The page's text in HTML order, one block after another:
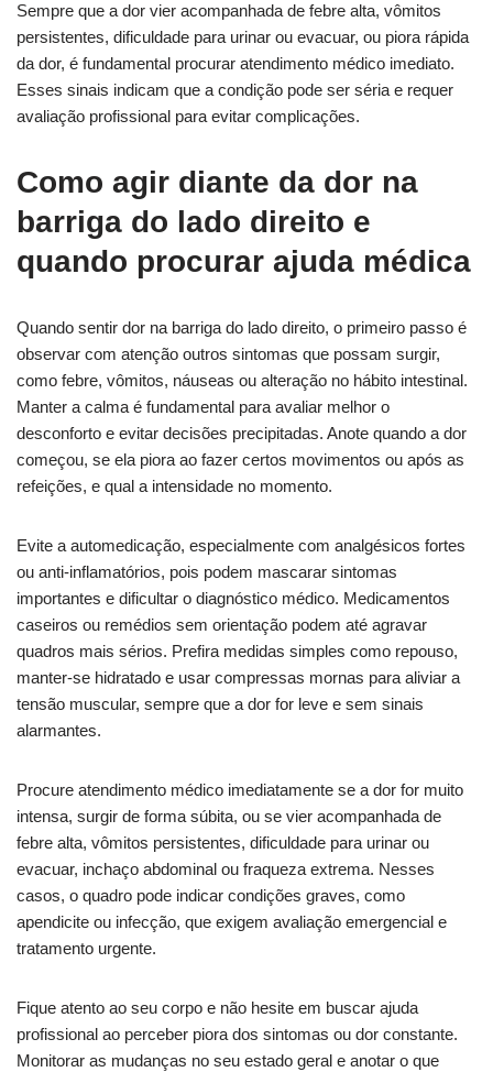
Sempre que a dor vier acompanhada de febre alta, vômitos
persistentes, dificuldade para urinar ou evacuar, ou piora rápida
da dor, é fundamental procurar atendimento médico imediato.
Esses sinais indicam que a condição pode ser séria e requer
avaliação profissional para evitar complicações.
Como agir diante da dor na
barriga do lado direito e
quando procurar ajuda médica
Quando sentir dor na barriga do lado direito, o primeiro passo é
observar com atenção outros sintomas que possam surgir,
como febre, vômitos, náuseas ou alteração no hábito intestinal.
Manter a calma é fundamental para avaliar melhor o
desconforto e evitar decisões precipitadas. Anote quando a dor
começou, se ela piora ao fazer certos movimentos ou após as
refeições, e qual a intensidade no momento.
Evite a automedicação, especialmente com analgésicos fortes
ou anti-inflamatórios, pois podem mascarar sintomas
importantes e dificultar o diagnóstico médico. Medicamentos
caseiros ou remédios sem orientação podem até agravar
quadros mais sérios. Prefira medidas simples como repouso,
manter-se hidratado e usar compressas mornas para aliviar a
tensão muscular, sempre que a dor for leve e sem sinais
alarmantes.
Procure atendimento médico imediatamente se a dor for muito
intensa, surgir de forma súbita, ou se vier acompanhada de
febre alta, vômitos persistentes, dificuldade para urinar ou
evacuar, inchaço abdominal ou fraqueza extrema. Nesses
casos, o quadro pode indicar condições graves, como
apendicite ou infecção, que exigem avaliação emergencial e
tratamento urgente.
Fique atento ao seu corpo e não hesite em buscar ajuda
profissional ao perceber piora dos sintomas ou dor constante.
Monitorar as mudanças no seu estado geral e anotar o que